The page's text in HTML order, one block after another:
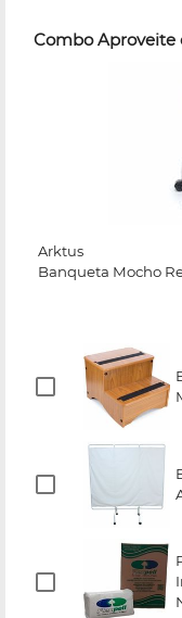
Combo
Arktus
Banqueta Mocho